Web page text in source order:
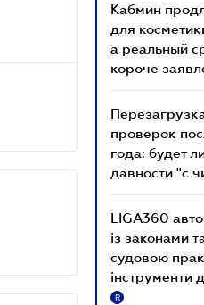
Кабмин
для
а реальный
короче
проверок
года: будет
давности "с
LIGA360
із законами
судовою
інструменти
R